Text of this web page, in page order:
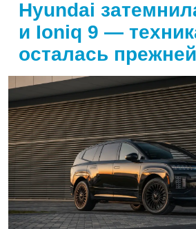
Hyundai
и Ioniq 9 —
осталась прежней